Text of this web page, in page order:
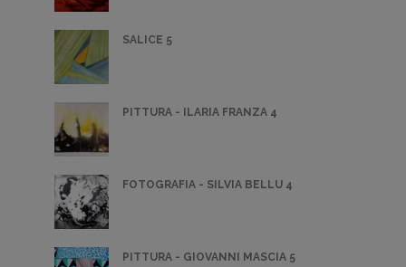
SALICE 5
PITTURA - ILARIA FRANZA 4
FOTOGRAFIA - SILVIA BELLU 4
PITTURA - GIOVANNI MASCIA 5